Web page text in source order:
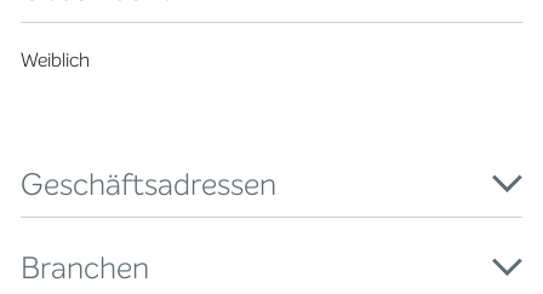
Weiblich
Geschäftsadressen
Branchen